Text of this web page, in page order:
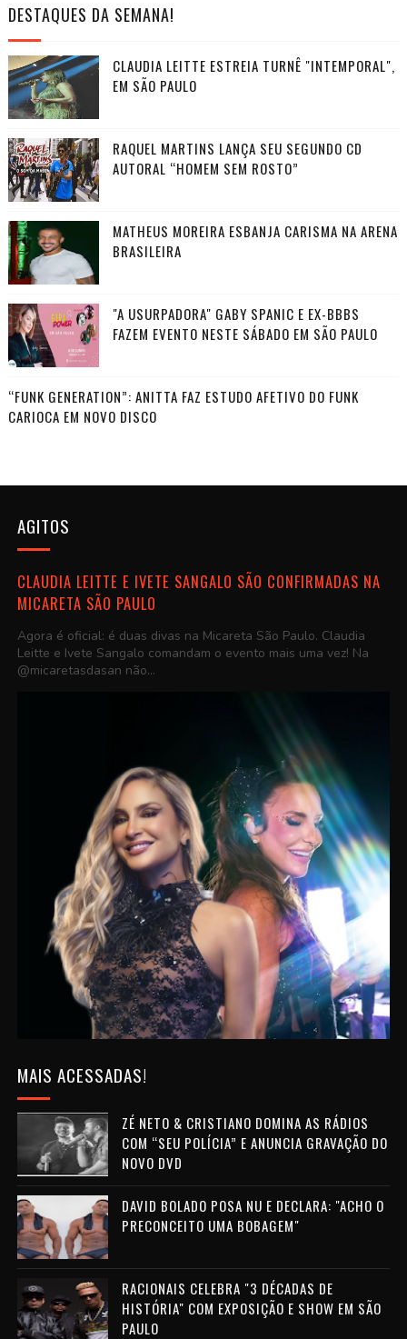
DESTAQUES DA SEMANA!
CLAUDIA LEITTE ESTREIA TURNÊ "INTEMPORAL",
EM SÃO PAULO
RAQUEL MARTINS LANÇA SEU SEGUNDO CD
AUTORAL “HOMEM SEM ROSTO”
MATHEUS MOREIRA ESBANJA CARISMA NA ARENA
BRASILEIRA
"A USURPADORA" GABY SPANIC E EX-BBBS
FAZEM EVENTO NESTE SÁBADO EM SÃO PAULO
“FUNK GENERATION”: ANITTA FAZ ESTUDO AFETIVO DO FUNK
CARIOCA EM NOVO DISCO
AGITOS
CLAUDIA LEITTE E IVETE SANGALO SÃO CONFIRMADAS NA
MICARETA SÃO PAULO
Agora é oficial: é duas divas na Micareta São Paulo. Claudia
Leitte e Ivete Sangalo comandam o evento mais uma vez! Na
@micaretasdasan não...
MAIS ACESSADAS!
ZÉ NETO & CRISTIANO DOMINA AS RÁDIOS
COM “SEU POLÍCIA” E ANUNCIA GRAVAÇÃO DO
NOVO DVD
DAVID BOLADO POSA NU E DECLARA: "ACHO O
PRECONCEITO UMA BOBAGEM"
RACIONAIS CELEBRA "3 DÉCADAS DE
HISTÓRIA" COM EXPOSIÇÃO E SHOW EM SÃO
PAULO